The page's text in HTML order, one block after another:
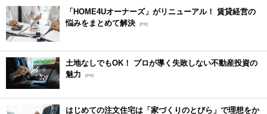
「HOME4Uオーナーズ」がリニューアル！ 賃貸経営の
悩みをまとめて解決 [PR]
土地なしでもOK！ プロが導く失敗しない不動産投資の
魅力
[PR]
はじめての注文住宅は「家づくりのとびら」で理想をか